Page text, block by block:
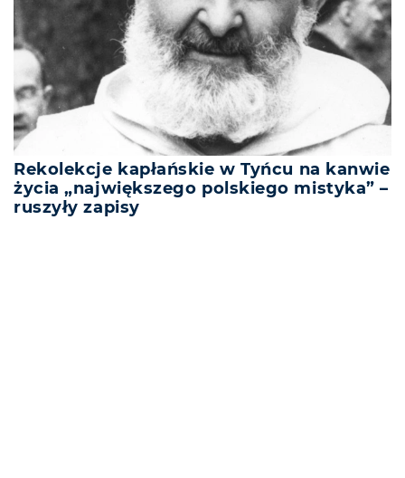
Rekolekcje kapłańskie w Tyńcu na kanwie
życia „największego polskiego mistyka” –
ruszyły zapisy